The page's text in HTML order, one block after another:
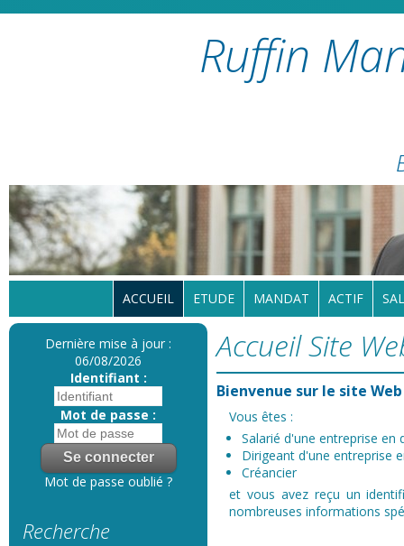
Ruffin
ACCUEIL ETUDE MANDAT ACTIF
Dernière mise à jour :
06/08/2026
Identifiant :
Mot de passe :
Mot de passe oublié ?
Recherche
Accueil Site
Bienvenue sur le site
Vous êtes :
Salarié d'une entreprise en
Dirigeant d'une entreprise
Créancier
et vous avez reçu un
nombreuses informations